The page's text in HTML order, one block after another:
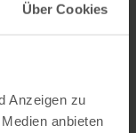
Über Cookies
Anzeigen zu
anbieten